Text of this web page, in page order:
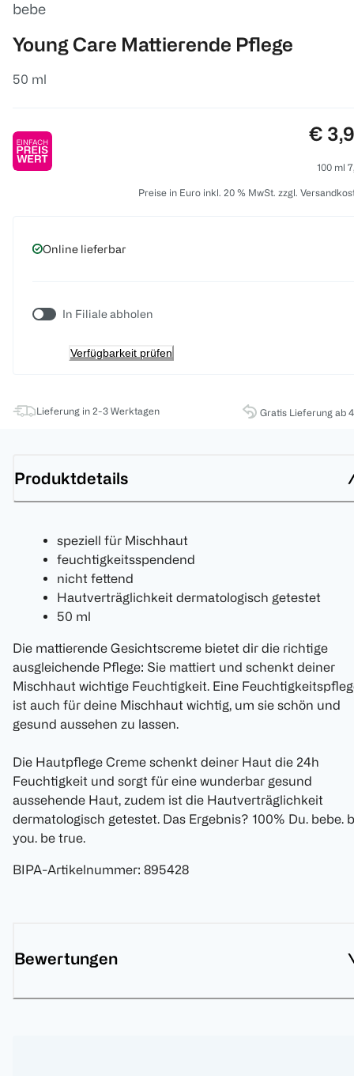
bebe
Young Care Mattierende Pflege
50 ml
€
100 ml
Preise in Euro inkl. 20 % MwSt. zzgl.
Online lieferbar
In Filiale abholen
Verfügbarkeit prüfen
Lieferung in 2-3 Werktagen Gratis Lieferung ab
Produktdetails
speziell für Mischhaut
feuchtigkeitsspendend
nicht fettend
Hautverträglichkeit dermatologisch getestet
50 ml
Die mattierende Gesichtscreme bietet dir die richtige
ausgleichende Pflege: Sie mattiert und schenkt deiner
Mischhaut wichtige Feuchtigkeit. Eine
ist auch für deine Mischhaut wichtig, um sie schön und
gesund aussehen zu lassen.
Die Hautpflege Creme schenkt deiner Haut die 24h
Feuchtigkeit und sorgt für eine wunderbar gesund
aussehende Haut, zudem ist die Hautverträglichkeit
dermatologisch getestet. Das Ergebnis? 100% Du. bebe.
you. be true.
BIPA-Artikelnummer: 895428
Bewertungen